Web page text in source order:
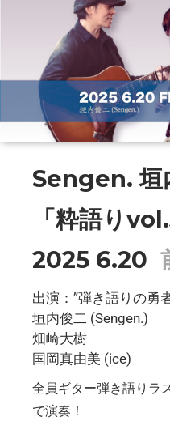
Sengen. 垣
「粋語り
2025 6.20
出演：”弾き語りの勇
垣内俊二 (Sengen.)
畑崎大樹
国岡真由美 (ice)
全員ギター弾き語りラ
で演奏！